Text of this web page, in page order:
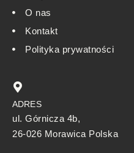
O nas
Kontakt
Polityka prywatności
ADRES
ul. Górnicza 4b,
26-026 Morawica Polska